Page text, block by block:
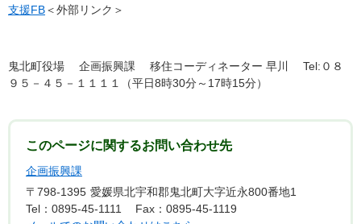
支援FB＜外部リンク＞
鬼北町役場 企画振興課 移住コーディネーター 早川 Tel:０８
９５－４５－１１１１（平日8時30分～17時15分）
このページに関するお問い合わせ先
企画振興課
〒798-1395 愛媛県北宇和郡鬼北町大字近永800番地1
Tel：0895-45-1111
Fax：0895-45-1119